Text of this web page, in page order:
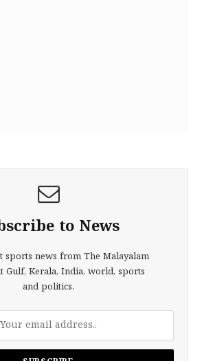
to News
sports news from The Malayalam
Gulf, Kerala, India, world, sports
and politics.